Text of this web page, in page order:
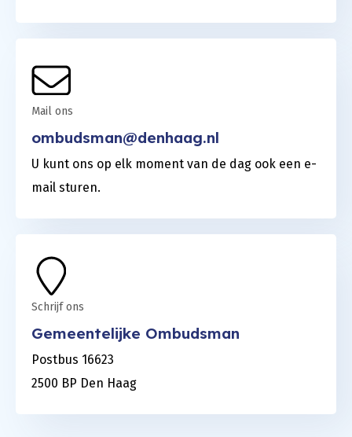
Mail ons
ombudsman@denhaag.nl
U kunt ons op elk moment van de dag ook een e-
mail sturen.
Schrijf ons
Gemeentelijke Ombudsman
Postbus 16623
2500 BP Den Haag